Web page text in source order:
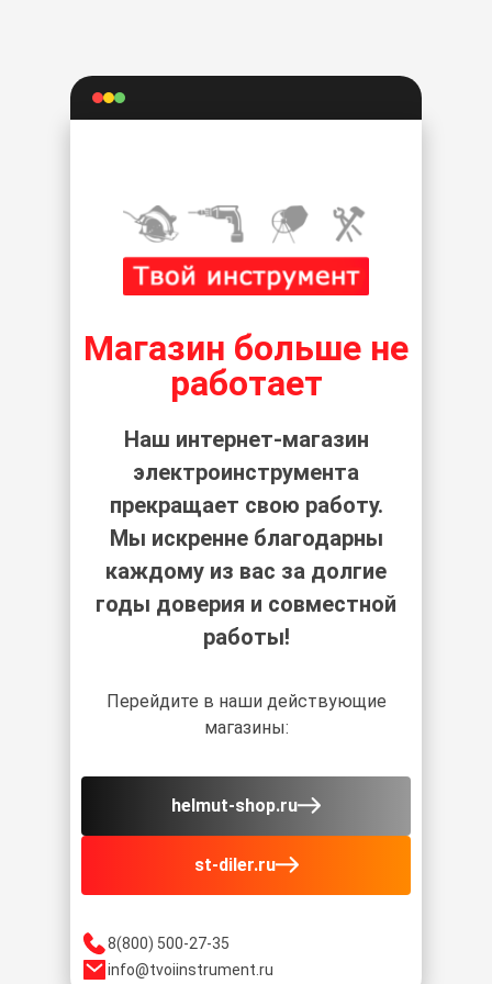
8(800) 500-27-35
info@tvoiinstrument.ru
Магазин больше не
работает
Наш интернет-магазин
электроинструмента
прекращает свою работу.
Мы искренне благодарны
каждому из вас за долгие
годы доверия и совместной
работы!
Перейдите в наши действующие
магазины:
helmut-shop.ru
st-diler.ru